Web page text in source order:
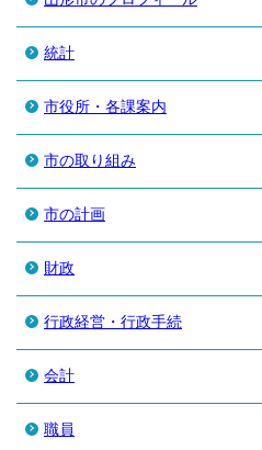
統計
市役所・各課案内
市の取り組み
市の計画
財政
行政経営・行政手続
会計
職員